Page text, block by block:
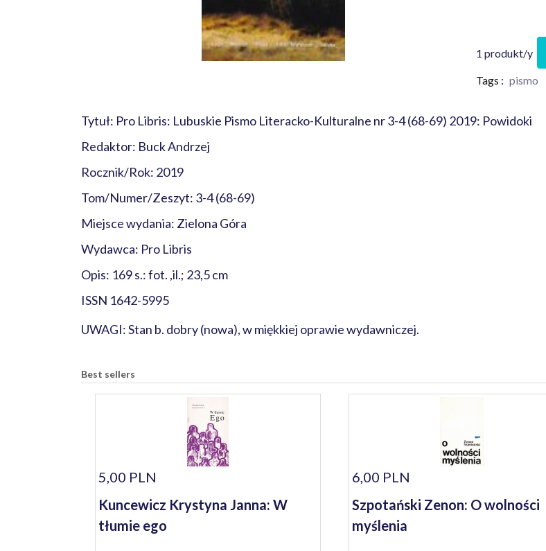
1 produkt/y
Tags : pismo
Tytuł: Pro Libris: Lubuskie Pismo Literacko-Kulturalne nr 3-4 (68-69) 2019: Powidoki
Redaktor: Buck Andrzej
Rocznik/Rok: 2019
Tom/Numer/Zeszyt: 3-4 (68-69)
Miejsce wydania: Zielona Góra
Wydawca: Pro Libris
Opis: 169 s.: fot. ,il.; 23,5 cm
ISSN 1642-5995
UWAGI: Stan b. dobry (nowa), w miękkiej oprawie wydawniczej.
Best sellers
5,00 PLN
Kuncewicz Krystyna Janna: W
tłumie ego
6,00 PLN
Szpotański Zenon: O wolności
myślenia